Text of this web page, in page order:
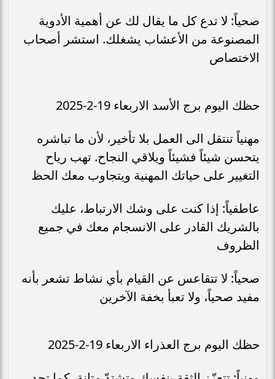
صحياً: لا تدع كل ما يقال لك عن أهمية الأدوية
المصنوعة من الأعشاب يشغلك. استشر أصحاب
الاختصاص
حظك اليوم برج الأسد الاربعاء 19-2-2025
مهنياً تنتقل الى العمل بلا تأخير، لأن ما تباشره
يتحسن شيئاً فشيئاً ويلاقي النجاح. تهب رياح
التغيير على حياتك المهنية ويتجاوب معك الحظ
عاطفياً: إذا كنت على وشك الارتباط، عليك
بالشريك القادر على الانسجام معك في جميع
الظروف
صحياً: لا تتقاعس عن القيام بأي نشاط تشعر بأنه
مفيد صحياً، ولا تعبأ بخفة الآخرين
حظك اليوم برج العذراء الاربعاء 19-2-2025